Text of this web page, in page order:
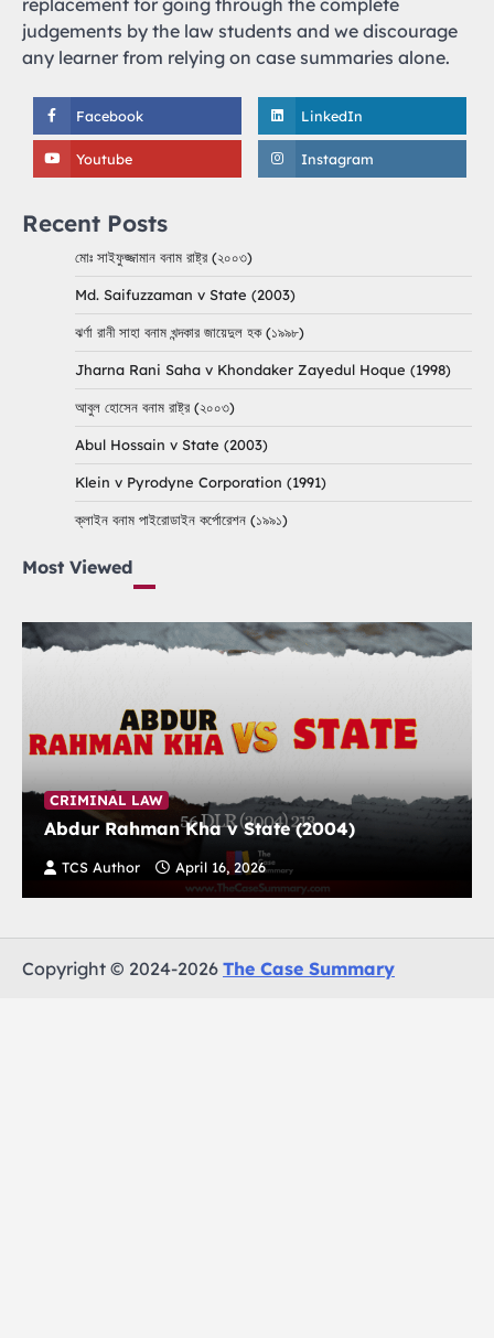
replacement for going through the complete
judgements by the law students and we discourage
any learner from relying on case summaries alone.
Facebook LinkedIn
Youtube Instagram
Recent Posts
মোঃ সাইফুজ্জামান বনাম রাষ্ট্র (২০০৩)
Md. Saifuzzaman v State (2003)
ঝর্ণা রানী সাহা বনাম খন্দকার জায়েদুল হক (১৯৯৮)
Jharna Rani Saha v Khondaker Zayedul Hoque (1998)
আবুল হোসেন বনাম রাষ্ট্র (২০০৩)
Abul Hossain v State (2003)
Klein v Pyrodyne Corporation (1991)
ক্লাইন বনাম পাইরোডাইন কর্পোরেশন (১৯৯১)
Most Viewed
CRIMINAL LAW
Abdur Rahman Kha v State (2004)
TCS Author April 16, 2026
Copyright © 2024-2026 The Case Summary